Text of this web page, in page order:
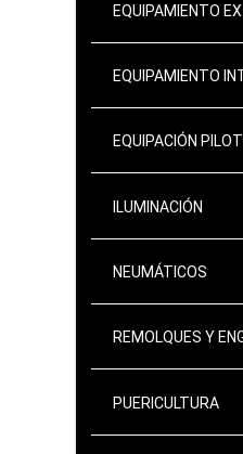
EQUIPAMIENTO
EQUIPAMIENTO
EQUIPACIÓN
ILUMINACIÓN
NEUMÁTICOS
REMOLQUES Y
PUERICULTURA